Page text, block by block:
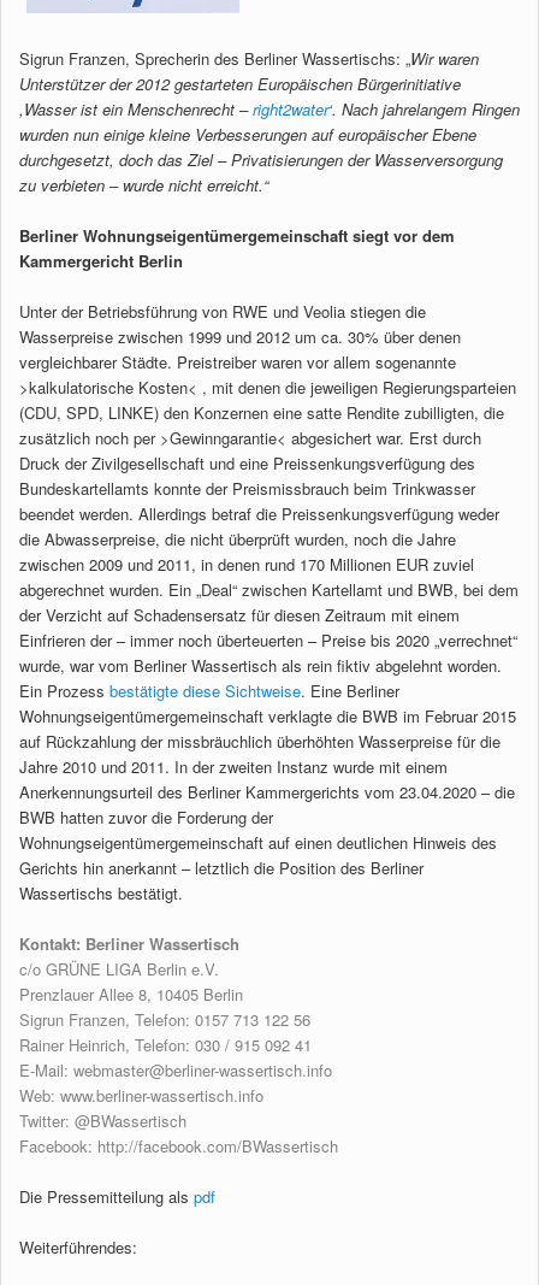
Sigrun Franzen, Sprecherin des Berliner Wassertischs: „Wir waren
Unterstützer der 2012 gestarteten Europäischen Bürgerinitiative
,Wasser ist ein Menschenrecht –right2water‘. Nach jahrelangem Ringen
wurden nun einige kleine Verbesserungen auf europäischer Ebene
durchgesetzt, doch das Ziel – Privatisierungen der Wasserversorgung
zu verbieten – wurde nicht erreicht.“
Berliner Wohnungseigentümergemeinschaft siegt vor dem
Kammergericht Berlin
Unter der Betriebsführung von RWE und Veolia stiegen die
Wasserpreise zwischen 1999 und 2012 um ca. 30% über denen
vergleichbarer Städte. Preistreiber waren vor allem sogenannte
>kalkulatorische Kosten< , mit denen die jeweiligen Regierungsparteien
(CDU, SPD, LINKE) den Konzernen eine satte Rendite zubilligten, die
zusätzlich noch per >Gewinngarantie< abgesichert war. Erst durch
Druck der Zivilgesellschaft und eine Preissenkungsverfügung des
Bundeskartellamts konnte der Preismissbrauch beim Trinkwasser
beendet werden. Allerdings betraf die Preissenkungsverfügung weder
die Abwasserpreise, die nicht überprüft wurden, noch die Jahre
zwischen 2009 und 2011, in denen rund 170 Millionen EUR zuviel
abgerechnet wurden. Ein „Deal“ zwischen Kartellamt und BWB, bei dem
der Verzicht auf Schadensersatz für diesen Zeitraum mit einem
Einfrieren der – immer noch überteuerten – Preise bis 2020 „verrechnet“
wurde, war vom Berliner Wassertisch als rein fiktiv abgelehnt worden.
Ein Prozess bestätigte diese Sichtweise. Eine Berliner
Wohnungseigentümergemeinschaft verklagte die BWB im Februar 2015
auf Rückzahlung der missbräuchlich überhöhten Wasserpreise für die
Jahre 2010 und 2011. In der zweiten Instanz wurde mit einem
Anerkennungsurteil des Berliner Kammergerichts vom 23.04.2020 – die
BWB hatten zuvor die Forderung der
Wohnungseigentümergemeinschaft auf einen deutlichen Hinweis des
Gerichts hin anerkannt – letztlich die Position des Berliner
Wassertischs bestätigt.
Kontakt: Berliner Wassertisch
c/o GRÜNE LIGA Berlin e.V.
Prenzlauer Allee 8, 10405 Berlin
Sigrun Franzen, Telefon: 0157 713 122 56
Rainer Heinrich, Telefon: 030 / 915 092 41
E-Mail: webmaster@berliner-wassertisch.info
Web: www.berliner-wassertisch.info
Twitter: @BWassertisch
Facebook: http://facebook.com/BWassertisch
Die Pressemitteilung als pdf
Weiterführendes: